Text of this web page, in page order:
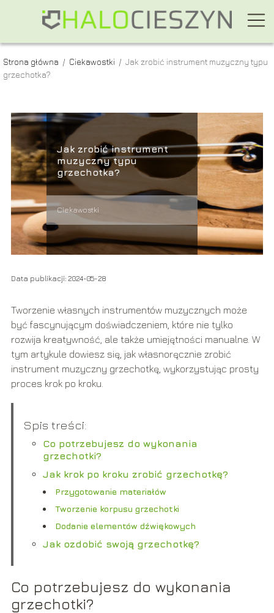
Strona główna / Ciekawostki / Jak zrobić instrument muzyczny typu
grzechotka?
Jak zrobić instrument
muzyczny typu
grzechotka?
Ciekawostki
Data publikacji: 2024-05-28
Tworzenie własnych instrumentów muzycznych może
być fascynującym doświadczeniem, które nie tylko
rozwija kreatywność, ale także umiejętności manualne. W
tym artykule dowiesz się, jak własnoręcznie zrobić
instrument muzyczny grzechotkę, wykorzystując prosty
proces krok po kroku.
Spis treści:
Co potrzebujesz do wykonania
grzechotki?
Jak krok po kroku zrobić grzechotkę?
Przygotowanie materiałów
Tworzenie korpusu grzechotki
Dodanie elementów dźwiękowych
Jak ozdobić swoją grzechotkę?
Co potrzebujesz do wykonania
grzechotki?